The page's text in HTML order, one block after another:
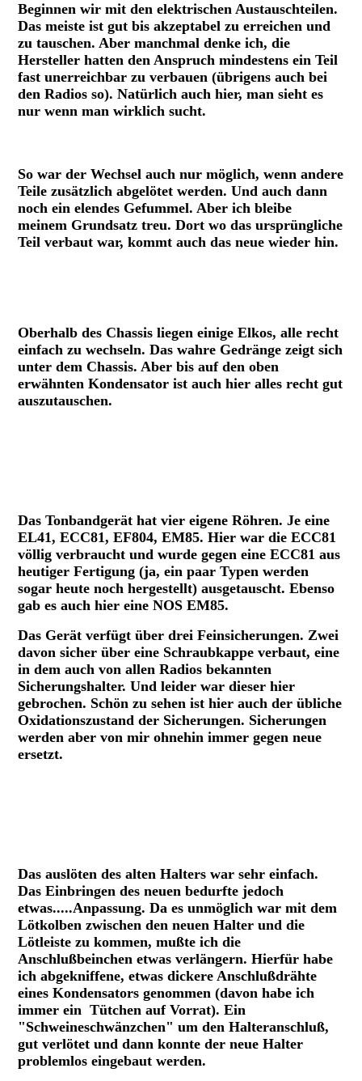
Beginnen wir mit den elektrischen Austauschteilen.
Das meiste ist gut bis akzeptabel zu erreichen und
zu tauschen. Aber manchmal denke ich, die
Hersteller hatten den Anspruch mindestens ein Teil
fast unerreichbar zu verbauen (übrigens auch bei
den Radios so). Natürlich auch hier, man sieht es
nur wenn man wirklich sucht.
So war der Wechsel auch nur möglich, wenn andere
Teile zusätzlich abgelötet werden. Und auch dann
noch ein elendes Gefummel. Aber ich bleibe
meinem Grundsatz treu. Dort wo das ursprüngliche
Teil verbaut war, kommt auch das neue wieder hin.
Oberhalb des Chassis liegen einige Elkos, alle recht
einfach zu wechseln. Das wahre Gedränge zeigt sich
unter dem Chassis. Aber bis auf den oben
erwähnten Kondensator ist auch hier alles recht gut
auszutauschen.
Das Tonbandgerät hat vier eigene Röhren. Je eine
EL41, ECC81, EF804, EM85. Hier war die ECC81
völlig verbraucht und wurde gegen eine ECC81 aus
heutiger Fertigung (ja, ein paar Typen werden
sogar heute noch hergestellt) ausgetauscht. Ebenso
gab es auch hier eine NOS EM85.
Das Gerät verfügt über drei Feinsicherungen. Zwei
davon sicher über eine Schraubkappe verbaut, eine
in dem auch von allen Radios bekannten
Sicherungshalter. Und leider war dieser hier
gebrochen. Schön zu sehen ist hier auch der übliche
Oxidationszustand der Sicherungen. Sicherungen
werden aber von mir ohnehin immer gegen neue
ersetzt.
Das auslöten des alten Halters war sehr einfach.
Das Einbringen des neuen bedurfte jedoch
etwas.....Anpassung. Da es unmöglich war mit dem
Lötkolben zwischen den neuen Halter und die
Lötleiste zu kommen, mußte ich die
Anschlußbeinchen etwas verlängern. Hierfür habe
ich abgekniffene, etwas dickere Anschlußdrähte
eines Kondensators genommen (davon habe ich
immer ein Tütchen auf Vorrat). Ein
"Schweineschwänzchen" um den Halteranschluß,
gut verlötet und dann konnte der neue Halter
problemlos eingebaut werden.